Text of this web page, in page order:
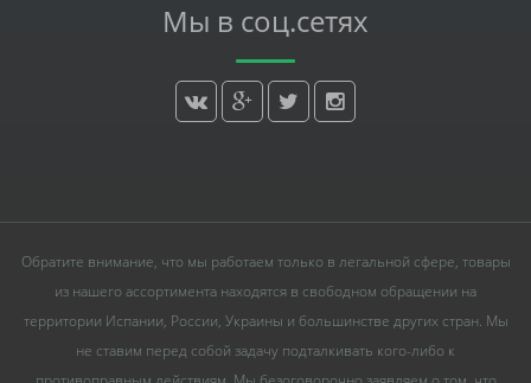
Мы в соц.сетях
Обратите внимание, что мы работаем только в легальной сфере, товары
из нашего ассортимента находятся в свободном обращении на
территории Испании, России, Украины и большинстве других стран. Мы
не ставим перед собой задачу подталкивать кого-либо к